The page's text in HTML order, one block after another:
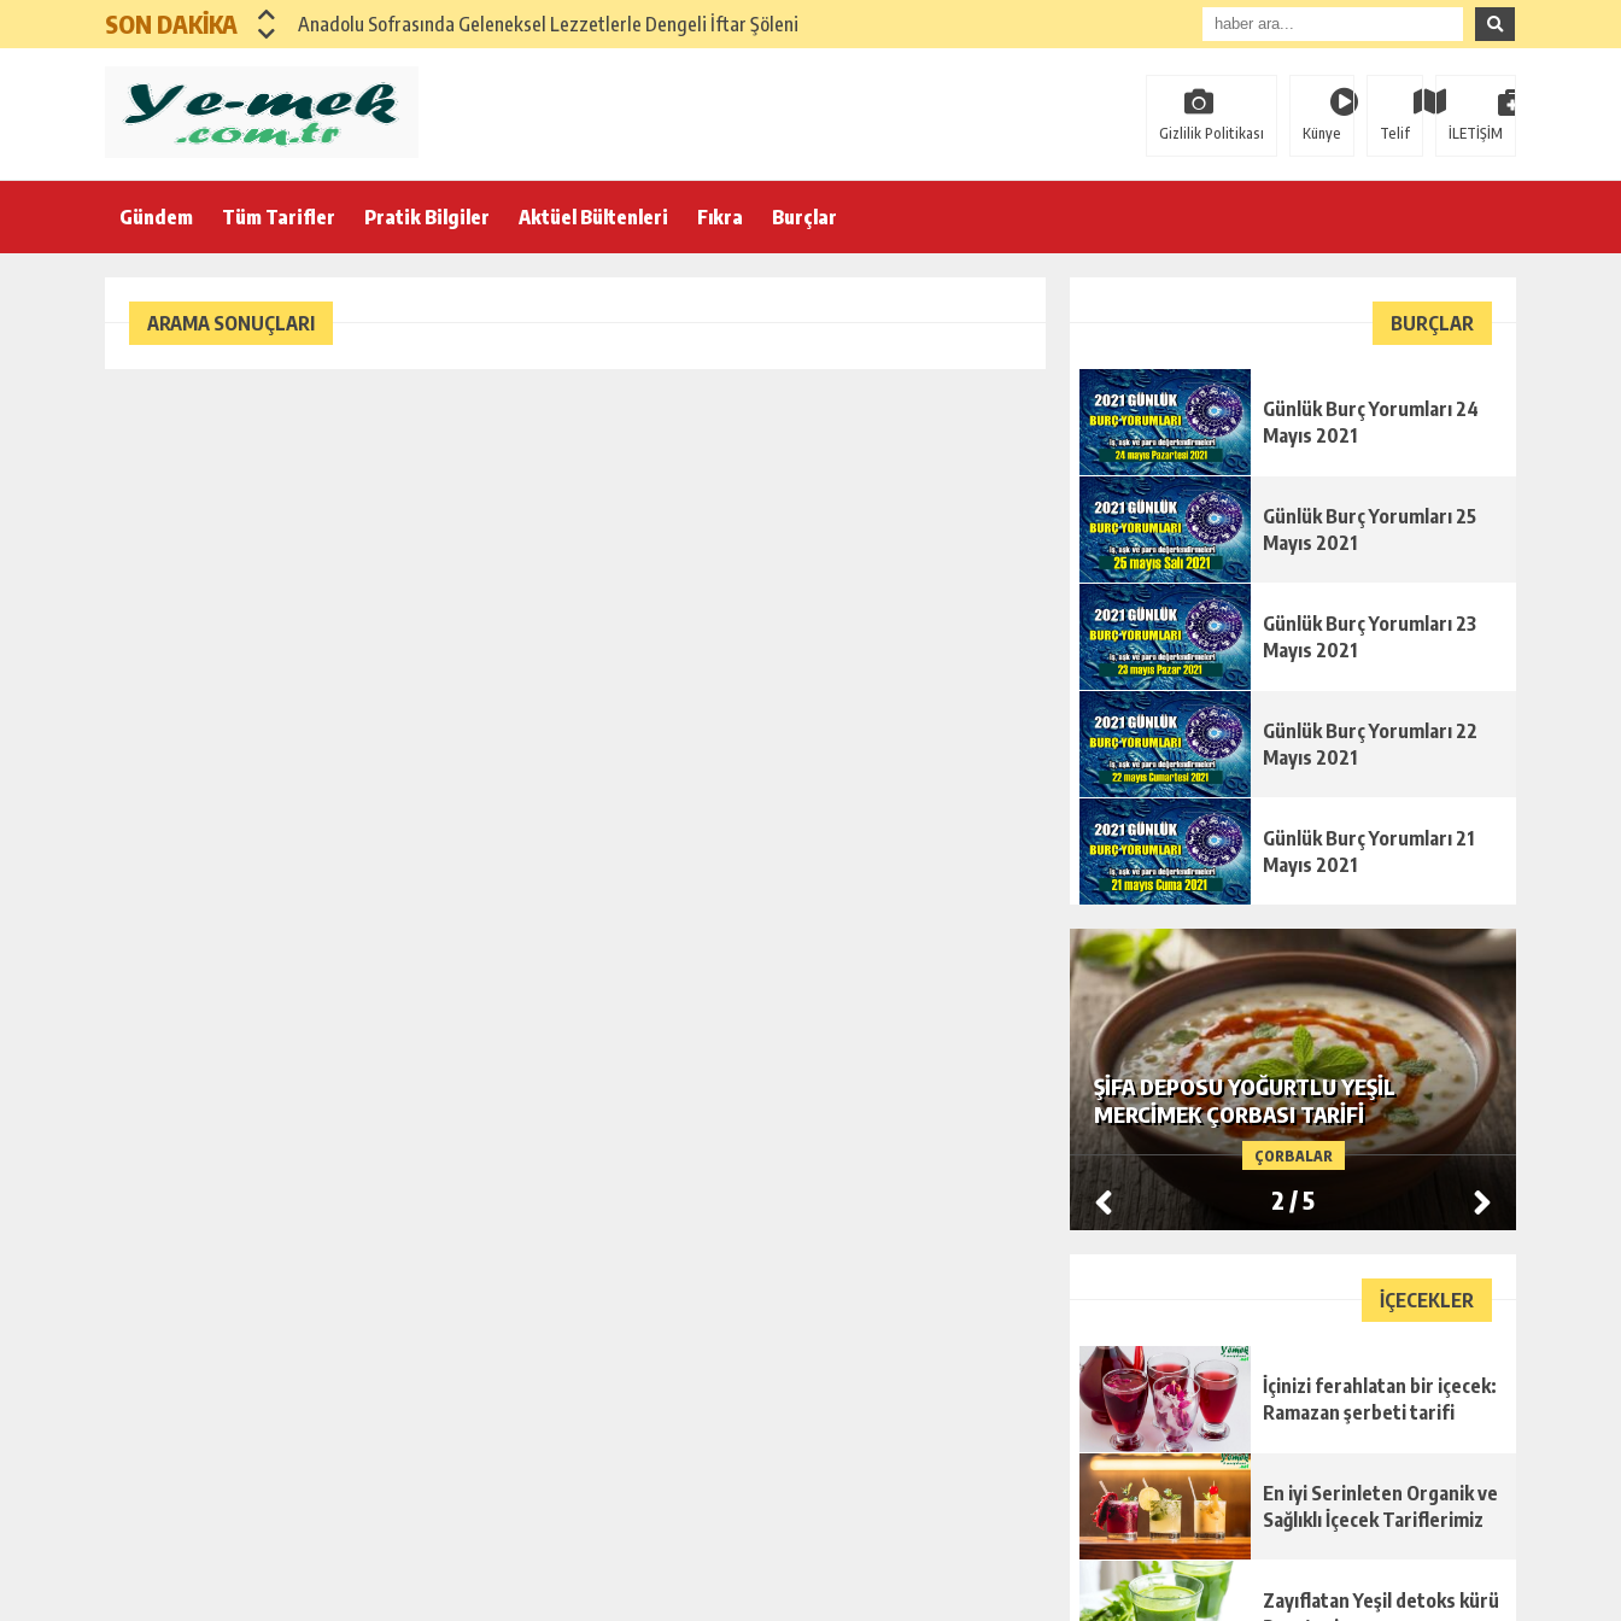
SON DAKİKA
Anadolu Sofrasında Geleneksel Lezzetlerle Dengeli İftar Şöleni
GAZİANTEP İFTAR SOFRASI – Gelenekten Gelen Lezzet Dengesi
Ege’nin Zeytinyağlı Bereketi ile Hafif ve Dengeli İftar Sofrası
Anadolu’nun Bereket Sofrası Klasik İftar Menüsü
Gizlilik Politikası Künye Telif İLETİŞİM
Gündem Tüm Tarifler Pratik Bilgiler Aktüel Bültenleri Fıkra Burçlar
ARAMA SONUÇLARI BURÇLAR
Günlük Burç Yorumları 24
Mayıs 2021
Günlük Burç Yorumları 25
Mayıs 2021
Günlük Burç Yorumları 23
Mayıs 2021
Günlük Burç Yorumları 22
Mayıs 2021
Günlük Burç Yorumları 21
Mayıs 2021
ÇORBALAR
ŞIFA DEPOSU YOĞURTLU YEŞIL
MERCIMEK ÇORBASI TARIFI
2 /5
İÇECEKLER
İçinizi ferahlatan bir içecek:
Ramazan şerbeti tarifi
En iyi Serinleten Organik ve
Sağlıklı İçecek Tariflerimiz
Zayıflatan Yeşil detoks kürü